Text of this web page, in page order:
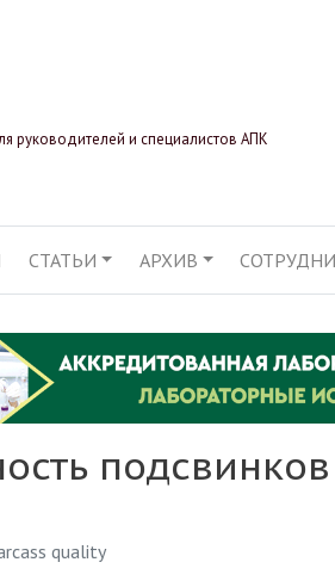
руководителей и специалистов АПК
НАВИГАЦИЯ
СТАТЬИ АРХИВ
quality